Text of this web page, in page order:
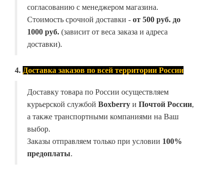
согласованию с менеджером магазина.
Стоимость срочной доставки - от 500 руб. до
1000 руб. (зависит от веса заказа и адреса
доставки).
4. Доставка заказов по всей территории России
Доставку товара по России осуществляем
курьерской службой Boxberry и Почтой России,
а также транспортными компаниями на Ваш
выбор.
Заказы отправляем только при условии 100%
предоплаты.